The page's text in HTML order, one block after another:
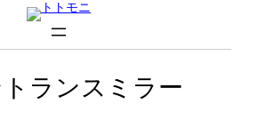
ランスミラー